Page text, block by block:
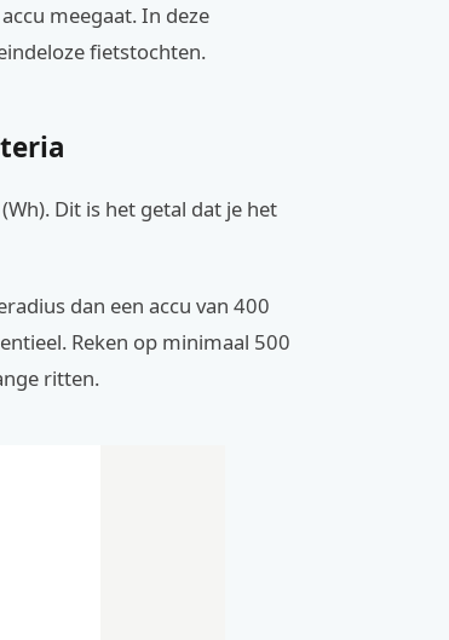
meegaat. In deze
fietstochten.
Dit is het getal dat je het
dan een accu van 400
Reken op minimaal 500
ritten.